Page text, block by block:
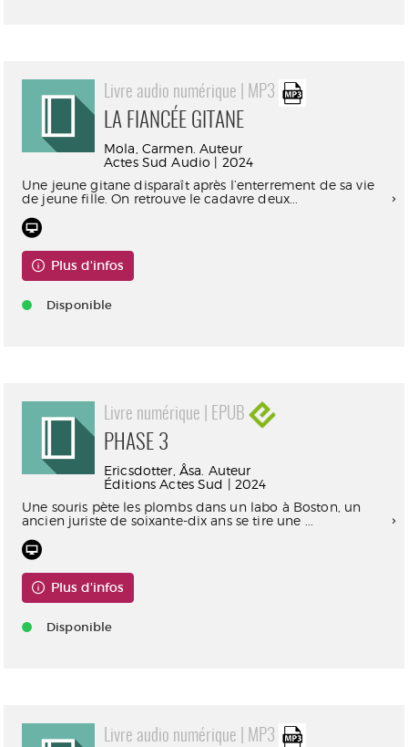
Livre audio numérique | MP3
LA FIANCÉE GITANE
Mola, Carmen. Auteur
Actes Sud Audio | 2024
Une jeune gitane disparaît après l’enterrement de sa vie
de jeune fille. On retrouve le cadavre deux...
Plus d'infos
Disponible
Livre numérique | EPUB
PHASE 3
Ericsdotter, Åsa. Auteur
Éditions Actes Sud | 2024
Une souris pète les plombs dans un labo à Boston, un
ancien juriste de soixante-dix ans se tire une ...
Plus d'infos
Disponible
Livre audio numérique | MP3